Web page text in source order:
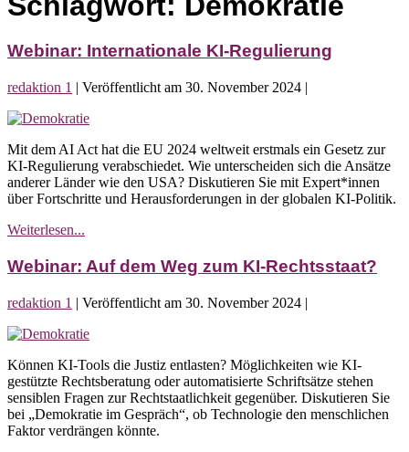
Webinar: Internationale KI-Regulierung
redaktion 1 | Veröffentlicht am 30. November 2024 |
Webinar:
KI-
Regulierung
Mit dem AI Act hat die EU 2024 weltweit erstmals ein Gesetz zur
KI-Regulierung verabschiedet. Wie unterscheiden sich die Ansätze
anderer Länder wie den USA? Diskutieren Sie mit Expert*innen
über Fortschritte und Herausforderungen in der globalen KI-Politik.
Weiterlesen...
KI-
Regulierung
Webinar: Auf dem Weg zum KI-Rechtsstaat?
redaktion 1 | Veröffentlicht am 30. November 2024 |
Webinar:
dem
Weg
zum
KI-
Rechtsstaat?
Können KI-Tools die Justiz entlasten? Möglichkeiten wie KI-
gestützte Rechtsberatung oder automatisierte Schriftsätze stehen
sensiblen Fragen zur Rechtstaatlichkeit gegenüber. Diskutieren Sie
bei „Demokratie im Gespräch“, ob Technologie den menschlichen
Faktor verdrängen könnte.